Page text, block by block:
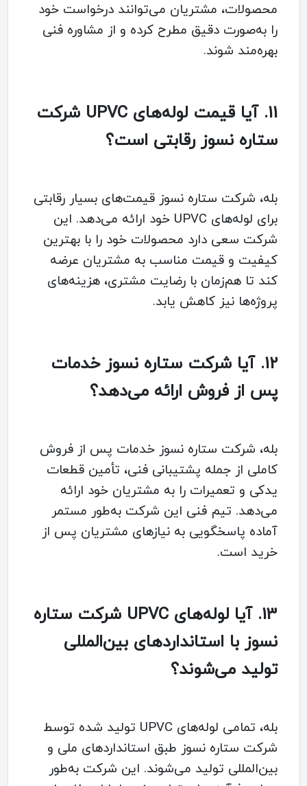
محصولات، مشتریان می‌توانند درخواست خود
را به‌صورت دقیق مطرح کرده و از مشاوره فنی
بهره‌مند شوند.
11.
آیا قیمت لوله‌های UPVC شرکت
ستاره نسوز رقابتی است؟
بله، شرکت ستاره نسوز قیمت‌های بسیار رقابتی
برای لوله‌های UPVC خود ارائه می‌دهد. این
شرکت سعی دارد محصولات خود را با بهترین
کیفیت و قیمت مناسب به مشتریان عرضه
کند تا هم‌زمان با رضایت مشتری، هزینه‌های
پروژه‌ها نیز کاهش یابد.
12. آیا شرکت ستاره نسوز خدمات
پس از فروش ارائه می‌دهد؟
بله، شرکت ستاره نسوز خدمات پس از فروش
کاملی از جمله پشتیبانی فنی، تأمین قطعات
یدکی و تعمیرات را به مشتریان خود ارائه
می‌دهد. تیم فنی این شرکت به‌طور مستمر
آماده پاسخگویی به نیازهای مشتریان پس از
خرید است.
13.
آیا لوله‌های UPVC شرکت ستاره
نسوز با استانداردهای بین‌المللی
تولید می‌شوند؟
بله، تمامی لوله‌های UPVC تولید شده توسط
شرکت ستاره نسوز طبق استانداردهای ملی و
بین‌المللی تولید می‌شوند. این شرکت به‌طور